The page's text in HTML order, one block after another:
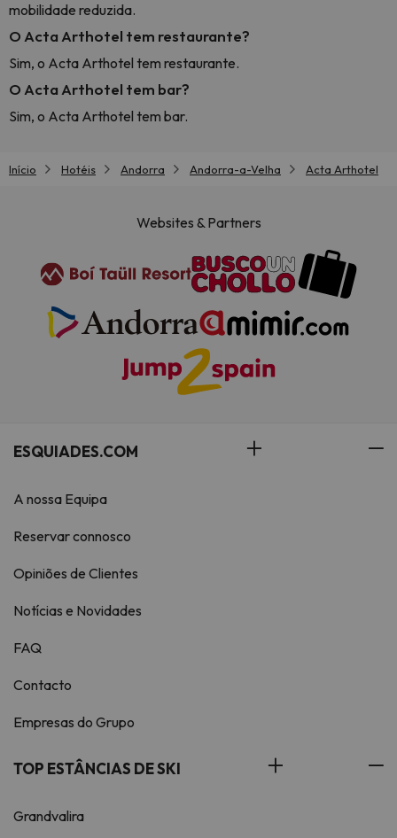
mobilidade reduzida.
O Acta Arthotel tem restaurante?
Sim, o Acta Arthotel tem restaurante.
O Acta Arthotel tem bar?
Sim, o Acta Arthotel tem bar.
Início Hotéis Andorra Andorra-a-Velha Acta Arthotel
Websites & Partners
ESQUIADES.COM
A nossa Equipa
Reservar connosco
Opiniões de Clientes
Notícias e Novidades
FAQ
Contacto
Empresas do Grupo
TOP ESTÂNCIAS DE SKI
Grandvalira